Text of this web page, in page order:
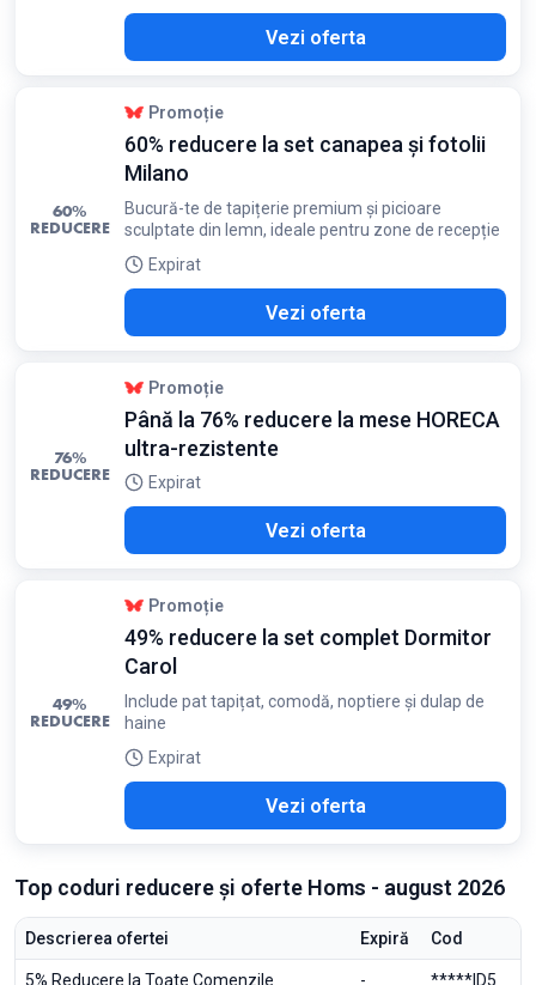
Vezi oferta
60%
REDUCERE
Promoție
60% reducere la set canapea și fotolii
Milano
Bucură-te de tapițerie premium și picioare
sculptate din lemn, ideale pentru zone de recepție
Expirat
Vezi oferta
76%
REDUCERE
Promoție
Până la 76% reducere la mese HORECA
ultra-rezistente
Expirat
Vezi oferta
49%
REDUCERE
Promoție
49% reducere la set complet Dormitor
Carol
Include pat tapițat, comodă, noptiere și dulap de
haine
Expirat
Vezi oferta
Top coduri reducere și oferte Homs - august 2026
Descrierea ofertei Expiră Cod
5% Reducere la Toate Comenzile - *****ID5